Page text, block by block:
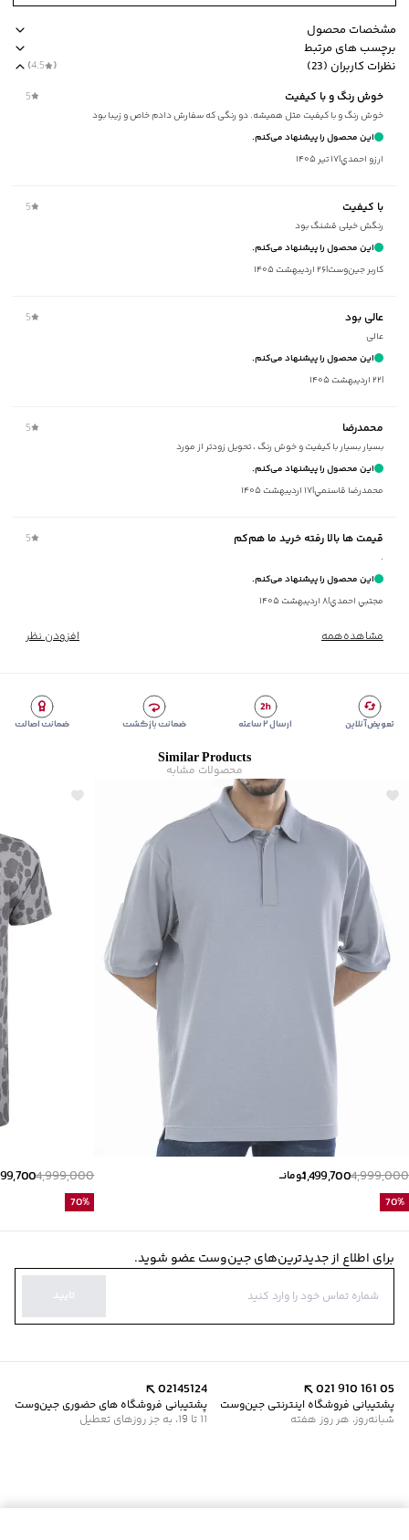
مشخصات محصول
کد محصول:
51573951J-1200-S
آستین :کوتاه
جنس پارچه
استایل
نوع شستشو
نحوه شستشو:
ماکزیمم دمای شستشو
:30 درجه سانتی‌گراد
ماکزیمم دمای اتوکشی
سایر توضیحات
برند
مناسب برای: آقايان
زیر گروه
برچسب های مرتبط
نظرات کاربران (23) (
4.5
)
خوش رنگ‌ و با کیفیت
5
خوش رنگ و با کیفیت مثل همیشه. دو رنگی که سفارش دادم خاص و زیبا بود
این محصول را پیشنهاد می‌کنم.
ارزو احمدي|۱۷ تیر ۱۴۰۵
با کیفیت 5
رنگش خیلی قشنگ بود
این محصول را پیشنهاد می‌کنم.
کاربر جین‌وست|۲۶ اردیبهشت ۱۴۰۵
عالی بود 5
عالی
این محصول را پیشنهاد می‌کنم.
|۲۲ اردیبهشت ۱۴۰۵
محمدرضا 5
بسیار بسیار با کیفیت و خوش رنگ ، تحویل زودتر از مورد
این محصول را پیشنهاد می‌کنم.
محمدرضا قاسنمي|۱۷ اردیبهشت ۱۴۰۵
قیمت ها بالا رفته خرید ما هم‌کم 5
.
این محصول را پیشنهاد می‌کنم.
مجتبي احمدي|۸ اردیبهشت ۱۴۰۵
مشاهده‌همه افزودن نظر
تعویض آنلاین ارسال ۲ ساعته ضمانت بازگشت ضمانت اصالت
Similar Products
محصولات مشابه
4,999,000
1,499,700تومانــ
70%
4,999,000
70%
برای اطلاع از جدیدترین‌های جین‌وست عضو شوید.
تایید
021 910 161 05
پشتیبانی فروشگاه اینترنتی جین‌وست
شبانه‌روز، هر روز هفته
02145124
پشتیبانی فروشگاه های حضوری جین‌وست
11 تا 19، به جز روزهای تعطیل